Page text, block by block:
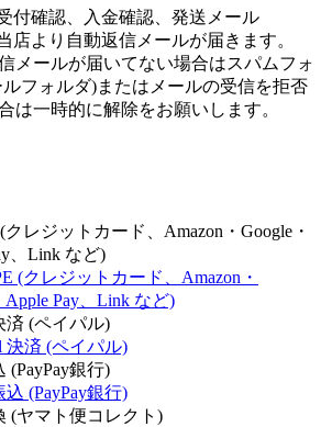
付確認、入金確認、発送メール
店より自動返信メールが届きます。
メールが届いてない場合はスパムフォ
フォルダ)またはメールの受信を拒否
は一時的に解除をお願いします。
クレジットカード、Amazon・Google・
、Link など)
済 (ペイパル)
(PayPay銀行)
(ヤマト便コレクト)